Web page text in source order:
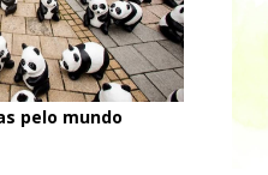
pelo mundo